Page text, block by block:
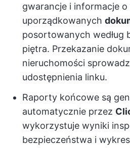
gwarancje i informacje
uporządkowanych
posortowanych według
piętra. Przekazanie
nieruchomości
udostępnienia linku.
Raporty końcowe są
automatycznie przez
wykorzystuje wyniki
bezpieczeństwa i